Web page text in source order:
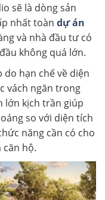
sẽ là dòng sản
nhất toàn dự án
và nhà đầu tư có
không quá lớn.
hạn chế về diện
vách ngăn trong
lớn kịch trần giúp
so với diện tích
năng cần có cho
căn hộ.